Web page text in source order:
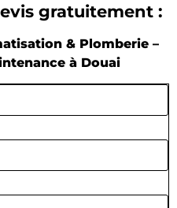
gratuitement :
& Plomberie –
à Douai